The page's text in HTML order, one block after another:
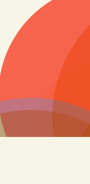
contenu